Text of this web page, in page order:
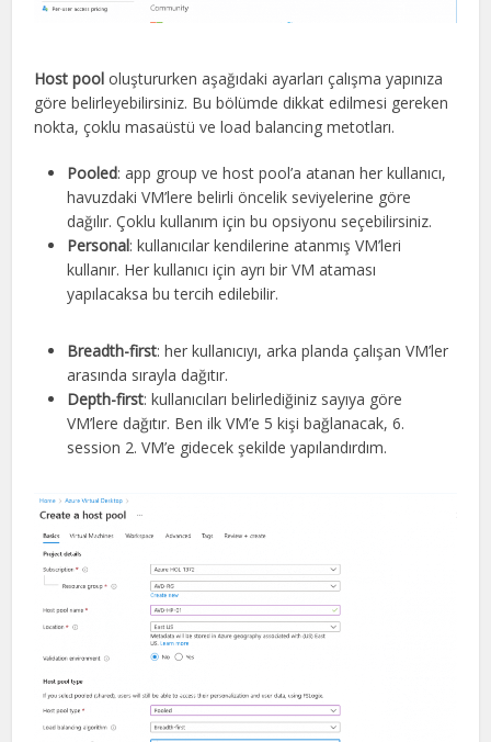
Host pool oluştururken aşağıdaki ayarları çalışma yapınıza
göre belirleyebilirsiniz. Bu bölümde dikkat edilmesi gereken
nokta, çoklu masaüstü ve load balancing metotları.
Pooled: app group ve host pool’a atanan her kullanıcı,
havuzdaki VM’lere belirli öncelik seviyelerine göre
dağılır. Çoklu kullanım için bu opsiyonu seçebilirsiniz.
Personal: kullanıcılar kendilerine atanmış VM’leri
kullanır. Her kullanıcı için ayrı bir VM ataması
yapılacaksa bu tercih edilebilir.
Breadth-first: her kullanıcıyı, arka planda çalışan VM’ler
arasında sırayla dağıtır.
Depth-first: kullanıcıları belirlediğiniz sayıya göre
VM’lere dağıtır. Ben ilk VM’e 5 kişi bağlanacak, 6.
session 2. VM’e gidecek şekilde yapılandırdım.